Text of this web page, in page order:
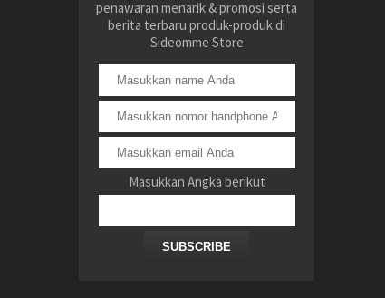
penawaran menarik & promosi serta
berita terbaru produk-produk di
Sideomme Store
Masukkan Angka berikut
SUBSCRIBE